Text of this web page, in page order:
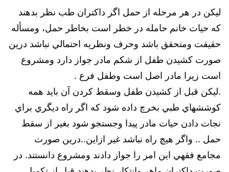
ليكن در هر مرحله از حمل اگر داكتران طب نظر بدهند
كه حيات خانم حامله در خطر است بخاطر حمل، ومسأله
حقيقت ومتحقق باشد وحرف ونظريه احتمالي نباشد درين
صورت كشيدن طفل از شكم مادر جواز دارد ومشروع
است زيرا مادر اصل است وطفل فرع .
.ليكن قبل از كشيدن طفل وسقط كردن آن بايد همه
كوششهاي طبي بخرچ داده شود كه اگر راه ديگري براي
نجات دادن حيات مادر پيدا وجستجو شود بغير از سقط
حمل .. واگر هيچ راه نباشد غير ازاين..درين صورت
مجامع فقهي اين امر را جواز دادند ومشروع دانستند. در